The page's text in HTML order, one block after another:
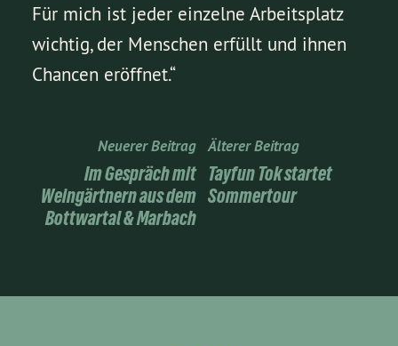
Für mich ist jeder einzelne Arbeitsplatz
wichtig, der Menschen erfüllt und ihnen
Chancen eröffnet.“
Neuerer Beitrag
Im Gespräch mit
Weingärtnern aus dem
Bottwartal & Marbach
Älterer Beitrag
Tayfun Tok startet
Sommertour